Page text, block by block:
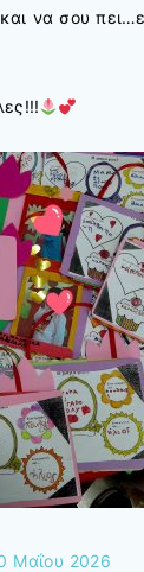
να σου
Μαΐου 2026